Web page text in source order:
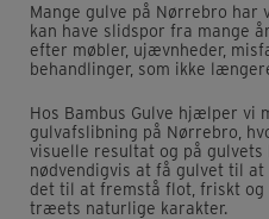
Mange gulve på Nørrebro
kan have slidspor fra mange
efter møbler, ujævnheder,
behandlinger, som ikke
Hos Bambus Gulve hjælper vi
gulvafslibning på Nørrebro,
visuelle resultat og på gulvets
nødvendigvis at få gulvet til
det til at fremstå flot, friskt og
træets naturlige karakter.